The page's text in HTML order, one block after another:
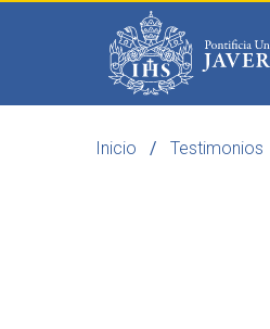
Inicio Testimonios